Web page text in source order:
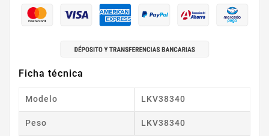
Ficha técnica
Modelo LKV38340
Peso LKV38340